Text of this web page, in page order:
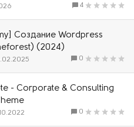
4
Создание Wordpress
(2024)
0
- Corporate & Consulting
0